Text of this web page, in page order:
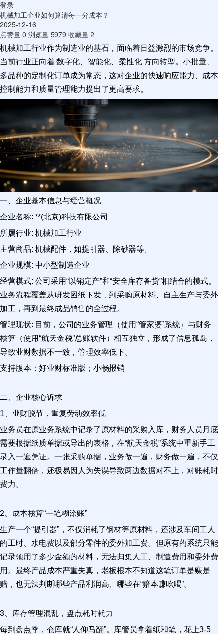
登录
机械加工企业如何算清每一分成本？
2025-12-16
点赞量 0 浏览量 5979 收藏量 2
机械加工行业作为制造业的基石，面临着日益激烈的市场竞争。
当前行业正向着 数字化、智能化、柔性化 方向转型。小批量、
多品种的定制化订单成为常态，这对企业的快速响应能力、成本
控制能力和质量管理能力提出了更高要求。
一、企业基本信息与经营概况
企业名称: **(北京)科技有限公司
所属行业: 机械加工行业
主营商品: 机械配件，如提引器、除砂器等。
企业规模: 中小型制造企业
经营模式: 公司采用“以销定产”和“安全库存备货”相结合的模式。
业务流程覆盖从研发图纸下发，到采购原材料、自主生产与委外
加工，再到最终成品销售的全过程。
管理现状: 目前，公司的业务管理（使用“管家婆”系统）与财务
核算（使用“航天金税”总账软件）相互独立，形成了信息孤岛，
导致业财数据不一致，管理效率低下。
支持版本：好业财标准版；小畅报销
二、企业核心诉求
1、业财脱节，重复劳动效率低
业务员在原业务系统中记录了原材料的采购入库，财务人员月底
需要根据纸质单据或导出的表格，在“航天金税”系统中重新手工
录入一遍凭证。一张采购单据，业务做一遍，财务做一遍，不仅
工作量翻倍，还极易因人为失误导致两边数据对不上，对账耗时
费力。
2、成本核算“一笔糊涂账”
生产一个“提引器”，不仅消耗了钢材等原材料，还涉及车间工人
的工时、水电费以及部分零件的委外加工费。但原有的系统只能
记录领用了多少金额的材料，无法归集人工、制造费用和委外费
用。最终产品成本严重失真，老板根本不知道这笔订单是赚是
赔，也无法判断哪些产品利润高、哪些在“赔本赚吆喝”。
3、库存管理混乱，盘点耗时耗力
每到盘点季，仓库就“人仰马翻”。库管员拿着纸和笔，花上3-5